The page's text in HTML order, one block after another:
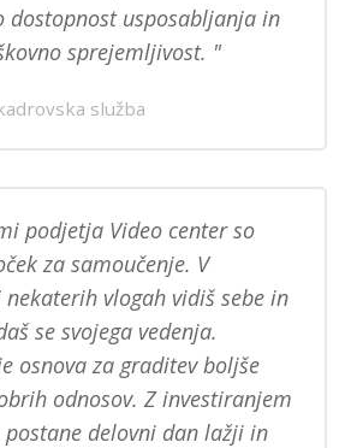
dostopnost usposabljanja in
sprejemljivost.
služba
podjetja Video center so
za samoučenje. V
vlogah vidiš sebe in
se svojega vedenja.
osnova za graditev boljše
odnosov. Z investiranjem
postane delovni dan lažji in